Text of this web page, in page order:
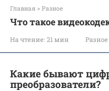
Главная » Разное
Что такое
На чтение: 21 мин Разное
Какие бывают
преобразователи?